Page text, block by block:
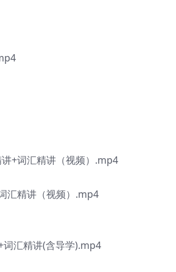
+词汇精讲（视频）.mp4
汇精讲（视频）.mp4
词汇精讲(含导学).mp4